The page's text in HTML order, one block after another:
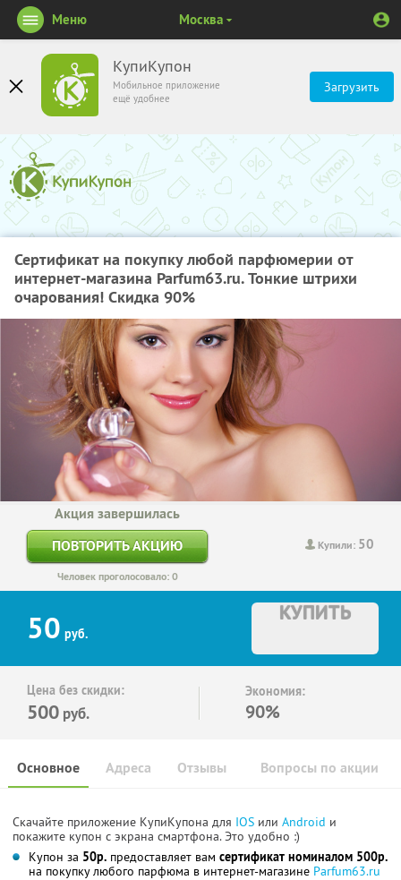
КупиКупон
Мобильное приложение
ещё удобнее
Загрузить
Меню Москва
Сертификат на покупку любой парфюмерии от
интернет-магазина Parfum63.ru. Тонкие штрихи
очарования! Скидка 90%
Купили: 50
Акция завершилась
ПОВТОРИТЬ АКЦИЮ
Человек проголосовало: 0
50 руб.
КУПИТЬ
Цена без скидки:
500 руб.
Экономия:
90%
Основное Отзывы Вопросы по акции
Адреса
Скачайте приложение КупиКупона для IOS или Android и
покажите купон с экрана смартфона. Это удобно :)
Купон за 50р. предоставляет вам сертификат номиналом 500р.
на покупку любого парфюма в интернет-магазине Parfum63.ru